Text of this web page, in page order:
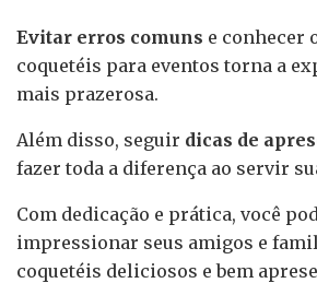
Evitar erros comuns e conhecer
coquetéis para eventos torna a
mais prazerosa.
Além disso, seguir dicas de
fazer toda a diferença ao servir
Com dedicação e prática, você
impressionar seus amigos e
coquetéis deliciosos e bem